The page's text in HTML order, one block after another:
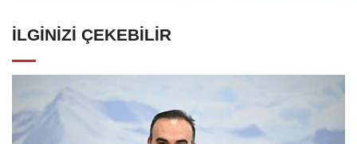
İLGINIZI ÇEKEBILIR